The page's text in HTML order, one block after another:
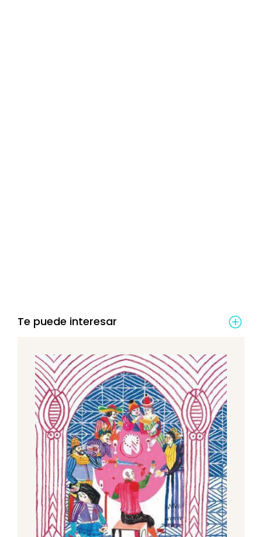
Te puede interesar